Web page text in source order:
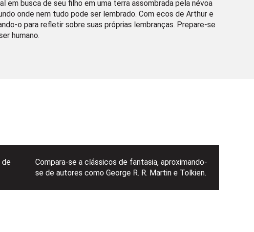
em busca de seu filho em uma terra assombrada pela névoa
onde nem tudo pode ser lembrado. Com ecos de Arthur e
o para refletir sobre suas próprias lembranças. Prepare-se
humano.
de
Compara-se a clássicos de fantasia, aproximando-
se de autores como George R. R. Martin e Tolkien.